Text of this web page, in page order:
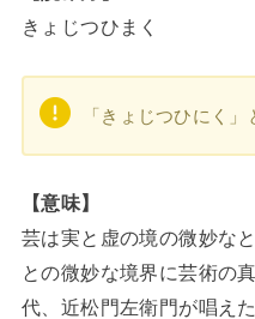
きょじつひまく
「きょじつひにく」
【意味】
芸は実と虚の境の微妙な
との微妙な境界に芸術の
代、近松門左衛門が唱え